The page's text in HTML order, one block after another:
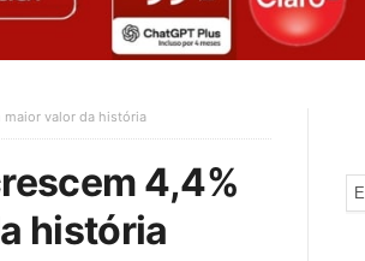
maior valor da história
4,4%
história